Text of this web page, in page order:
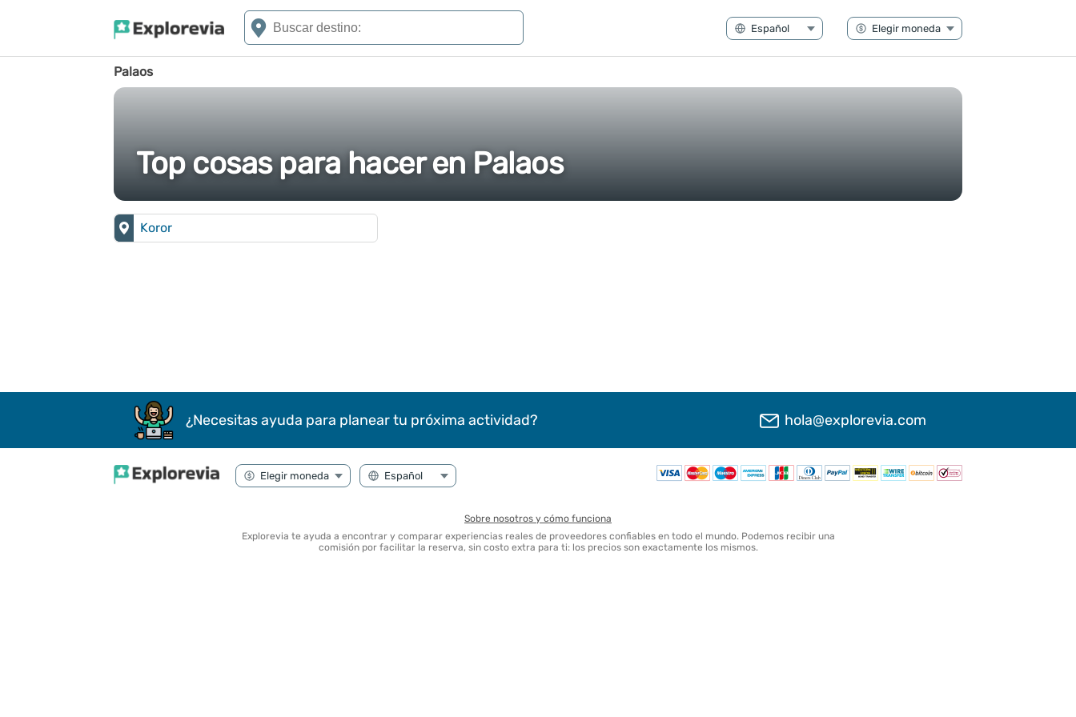
Palaos
Top cosas para hacer en Palaos
Koror
¿Necesitas ayuda para planear tu próxima actividad? hola@explorevia.com
Sobre nosotros y cómo funciona
Explorevia te ayuda a encontrar y comparar experiencias reales de proveedores confiables en todo el mundo. Podemos recibir una
comisión por facilitar la reserva, sin costo extra para ti: los precios son exactamente los mismos.